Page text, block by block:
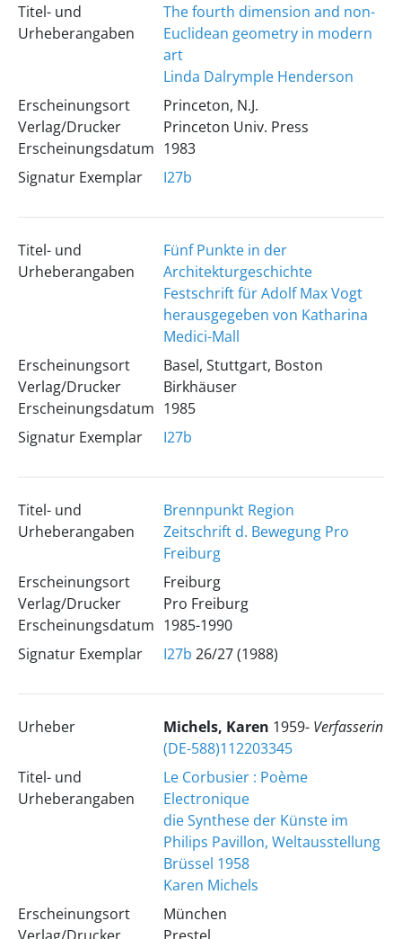
Titel- und
Urheberangaben
The fourth dimension and non-
Euclidean geometry in modern
art
Linda Dalrymple Henderson
Erscheinungsort
Verlag/Drucker
Erscheinungsdatum
Princeton, N.J.
Princeton Univ. Press
1983
Signatur Exemplar
I27b
Titel- und
Urheberangaben
Fünf Punkte in der
Architekturgeschichte
Festschrift für Adolf Max Vogt
herausgegeben von Katharina
Medici-Mall
Erscheinungsort
Verlag/Drucker
Erscheinungsdatum
Basel, Stuttgart, Boston
Birkhäuser
1985
Signatur Exemplar
I27b
Titel- und
Urheberangaben
Brennpunkt Region
Zeitschrift d. Bewegung Pro
Freiburg
Erscheinungsort
Verlag/Drucker
Erscheinungsdatum
Freiburg
Pro Freiburg
1985-1990
Signatur Exemplar
I27b 26/27 (1988)
Urheber Michels, Karen 1959- Verfasserin
(DE-588)112203345
Titel- und
Urheberangaben
Le Corbusier : Poème
Electronique
die Synthese der Künste im
Philips Pavillon, Weltausstellung
Brüssel 1958
Karen Michels
Erscheinungsort
München